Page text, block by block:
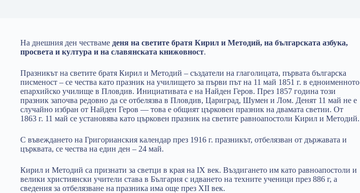
На днешния ден честваме деня на светите братя Кирил и Методий, на българската азбука,
просвета и култура и на славянската книжовност.
Празникът на светите братя Кирил и Методий – създатели на глаголицата, първата българска
писменост – се чества като празник на училището за първи път на 11 май 1851 г. в едноименното
епархийско училище в Пловдив. Инициативата е на Найден Геров. През 1857 година този
празник започва редовно да се отбелязва в Пловдив, Цариград, Шумен и Лом. Денят 11 май не е
случайно избран от Найден Геров — това е общият църковен празник на двамата светии. От
1863 г. 11 май се установява като църковен празник на светите равноапостоли Кирил и Методий.
С въвеждането на Григорианския календар през 1916 г. празникът, отбелязван от държавата и
църквата, се чества на един ден – 24 май.
Кирил и Методий са признати за светци в края на IX век. Въздигането им като равноапостоли и
велики християнски учители става в България с идването на техните ученици през 886 г, а
сведения за отбелязване на празника има още през XII век.